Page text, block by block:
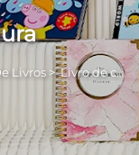
Livros >Livro de capa dura